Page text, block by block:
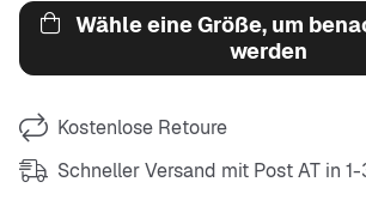
Wähle eine Größe, um
werden
Kostenlose Retoure
Schneller Versand mit Post AT in